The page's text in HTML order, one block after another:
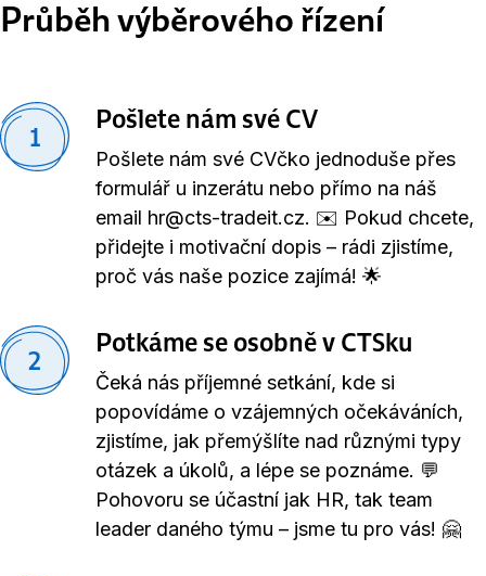
Průběh výběrového řízení
1
Pošlete nám své CV
Pošlete nám své CVčko jednoduše přes
formulář u inzerátu nebo přímo na náš
email hr@cts-tradeit.cz. ✉️ Pokud chcete,
přidejte i motivační dopis – rádi zjistíme,
proč vás naše pozice zajímá! 🌟
2
Potkáme se osobně v CTSku
Čeká nás příjemné setkání, kde si
popovídáme o vzájemných očekáváních,
zjistíme, jak přemýšlíte nad různými typy
otázek a úkolů, a lépe se poznáme. 💬
Pohovoru se účastní jak HR, tak team
leader daného týmu – jsme tu pro vás! 🤗